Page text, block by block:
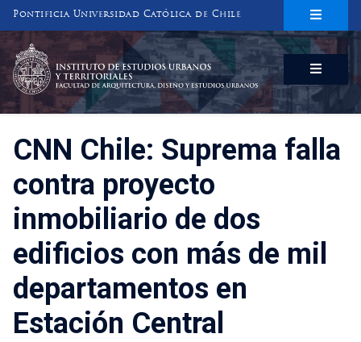
Pontificia Universidad Católica de Chile
INSTITUTO DE ESTUDIOS URBANOS
Y TERRITORIALES
FACULTAD DE ARQUITECTURA, DISEÑO Y ESTUDIOS URBANOS
CNN Chile: Suprema falla
contra proyecto
inmobiliario de dos
edificios con más de mil
departamentos en
Estación Central